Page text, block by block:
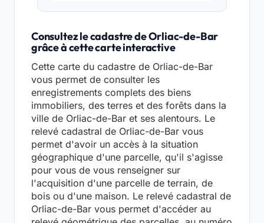
Consultez le cadastre de Orliac-de-Bar
grâce à cette carte interactive
Cette carte du cadastre de Orliac-de-Bar
vous permet de consulter les
enregistrements complets des biens
immobiliers, des terres et des forêts dans la
ville de Orliac-de-Bar et ses alentours. Le
relevé cadastral de Orliac-de-Bar vous
permet d'avoir un accès à la situation
géographique d'une parcelle, qu'il s'agisse
pour vous de vous renseigner sur
l'acquisition d'une parcelle de terrain, de
bois ou d'une maison. Le relevé cadastral de
Orliac-de-Bar vous permet d'accéder au